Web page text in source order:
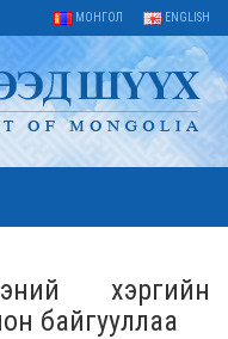
МОНГОЛ ENGLISH
хэргийн
байгууллаа